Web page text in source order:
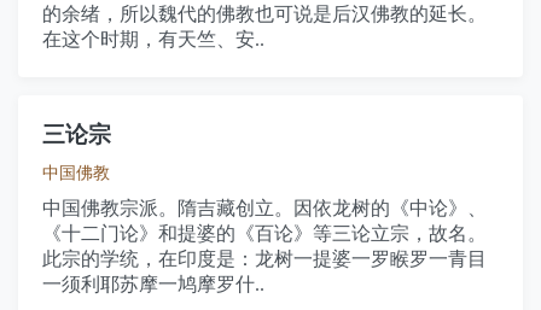
的余绪，所以魏代的佛教也可说是后汉佛教的延长。
在这个时期，有天竺、安..
三论宗
中国佛教
中国佛教宗派。隋吉藏创立。因依龙树的《中论》、
《十二门论》和提婆的《百论》等三论立宗，故名。
此宗的学统，在印度是：龙树一提婆一罗睺罗一青目
一须利耶苏摩一鸠摩罗什..